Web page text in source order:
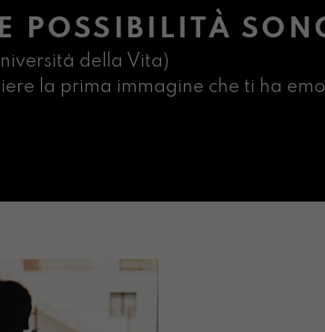
POSSIBILITÀ
della Vita)
la prima immagine che ti ha